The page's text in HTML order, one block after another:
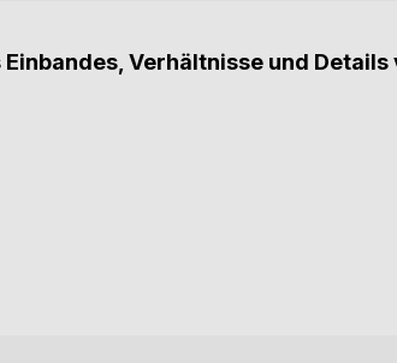
Verhältnisse und